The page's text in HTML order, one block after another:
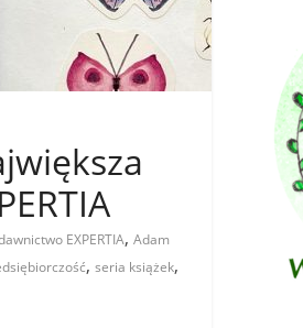
EXPERTIA, Adam
, seria książek,